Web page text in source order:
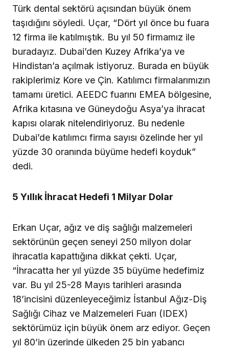
Türk dental sektörü açısından büyük önem
taşıdığını söyledi. Uçar, “Dört yıl önce bu fuara
12 firma ile katılmıştık. Bu yıl 50 firmamız ile
buradayız. Dubai’den Kuzey Afrika’ya ve
Hindistan’a açılmak istiyoruz. Burada en büyük
rakiplerimiz Kore ve Çin. Katılımcı firmalarımızın
tamamı üretici. AEEDC fuarını EMEA bölgesine,
Afrika kıtasına ve Güneydoğu Asya’ya ihracat
kapısı olarak nitelendiriyoruz. Bu nedenle
Dubai’de katılımcı firma sayısı özelinde her yıl
yüzde 30 oranında büyüme hedefi koyduk”
dedi.
5 Yıllık İhracat Hedefi 1 Milyar Dolar
Erkan Uçar, ağız ve diş sağlığı malzemeleri
sektörünün geçen seneyi 250 milyon dolar
ihracatla kapattığına dikkat çekti. Uçar,
“İhracatta her yıl yüzde 35 büyüme hedefimiz
var. Bu yıl 25-28 Mayıs tarihleri arasında
18’incisini düzenleyeceğimiz İstanbul Ağız-Diş
Sağlığı Cihaz ve Malzemeleri Fuarı (IDEX)
sektörümüz için büyük önem arz ediyor. Geçen
yıl 80’in üzerinde ülkeden 25 bin yabancı